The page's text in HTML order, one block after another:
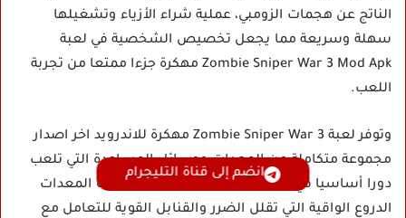
الناتج عن هجمات الزومبي، عملية شراء الأزياء وتشغيلها
سهلة وسريعة مما يجعل تخصيص الشخصية في لعبة
Zombie Sniper War 3 Mod Apk مهكرة جزءا ممتعا من تجربة
اللعب.
وتوفر لعبة Zombie Sniper War 3 مهكرة للاندرويد اخر اصدار
مجموعة متكاملة من المعدات ووسائل المساعدة التي تلعب
دورا أساسيا في النجاة أثناء المعارك، تشمل هذه المعدات
الدروع الواقية التي تقلل الضرر والقنابل القوية للتعامل مع
انضم إلى قناة التليجرام